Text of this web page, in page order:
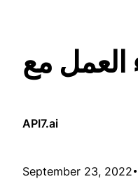
API7.ai
September 23, 2022